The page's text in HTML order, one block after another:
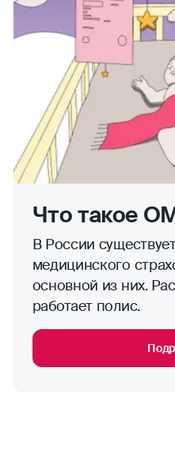
Что такое
В России
медицинского
основной из них.
работает полис.